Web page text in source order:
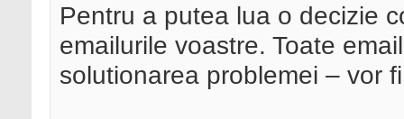
Pentru a putea lua o decizie
emailurile voastre. Toate
solutionarea problemei – vor